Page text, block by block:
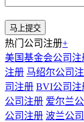
热门公司注册+
美国基金会公司注
注册 马绍尔公司
司注册 BVI公司注
公司注册 爱尔兰
公司注册 波兰公